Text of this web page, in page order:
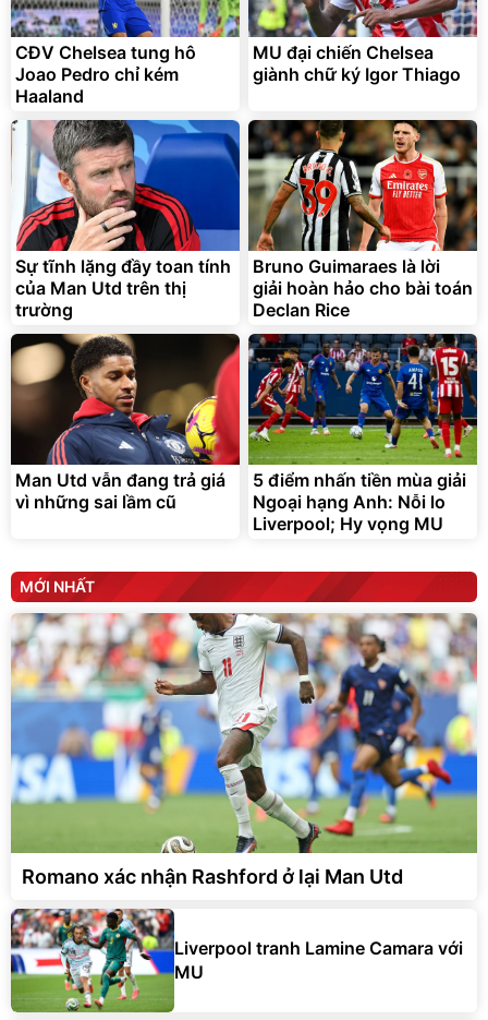
chống nóng giúp thoải mái
trong di chuyển
295.000đ
Đã bán nhiều
CĐV Chelsea tung hô
Joao Pedro chỉ kém
Haaland
MU đại chiến Chelsea
giành chữ ký Igor Thiago
Sự tĩnh lặng đầy toan tính
của Man Utd trên thị
trường
Bruno Guimaraes là lời
giải hoàn hảo cho bài toán
Declan Rice
Man Utd vẫn đang trả giá
vì những sai lầm cũ
5 điểm nhấn tiền mùa giải
Ngoại hạng Anh: Nỗi lo
Liverpool; Hy vọng MU
MỚI NHẤT
Romano xác nhận Rashford ở lại Man Utd
Liverpool tranh Lamine Camara với
MU